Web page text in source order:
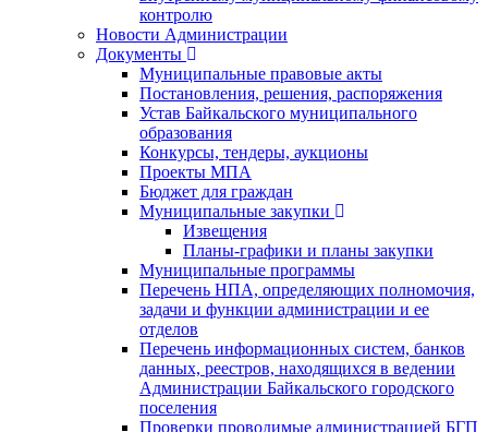
контролю
Новости Администрации
Документы
Муниципальные правовые акты
Постановления, решения, распоряжения
Устав Байкальского муниципального
образования
Конкурсы, тендеры, аукционы
Проекты МПА
Бюджет для граждан
Муниципальные закупки
Извещения
Планы-графики и планы закупки
Муниципальные программы
Перечень НПА, определяющих полномочия,
задачи и функции администрации и ее
отделов
Перечень информационных систем, банков
данных, реестров, находящихся в ведении
Администрации Байкальского городского
поселения
Проверки проводимые администрацией БГП